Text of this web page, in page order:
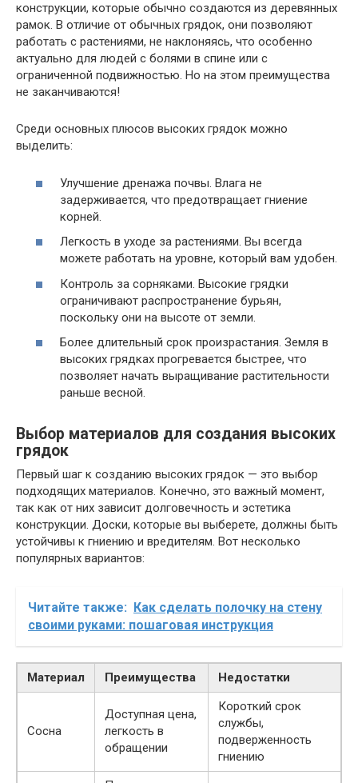
конструкции, которые обычно создаются из деревянных
рамок. В отличие от обычных грядок, они позволяют
работать с растениями, не наклоняясь, что особенно
актуально для людей с болями в спине или с
ограниченной подвижностью. Но на этом преимущества
не заканчиваются!
Среди основных плюсов высоких грядок можно
выделить:
Улучшение дренажа почвы. Влага не
задерживается, что предотвращает гниение
корней.
Легкость в уходе за растениями. Вы всегда
можете работать на уровне, который вам удобен.
Контроль за сорняками. Высокие грядки
ограничивают распространение бурьян,
поскольку они на высоте от земли.
Более длительный срок произрастания. Земля в
высоких грядках прогревается быстрее, что
позволяет начать выращивание растительности
раньше весной.
Выбор материалов для создания высоких
грядок
Первый шаг к созданию высоких грядок — это выбор
подходящих материалов. Конечно, это важный момент,
так как от них зависит долговечность и эстетика
конструкции. Доски, которые вы выберете, должны быть
устойчивы к гниению и вредителям. Вот несколько
популярных вариантов:
Читайте также:
Как сделать полочку на стену
своими руками: пошаговая инструкция
Материал Преимущества Недостатки
Сосна
Доступная цена,
легкость в
обращении
Короткий срок
службы,
подверженность
гниению